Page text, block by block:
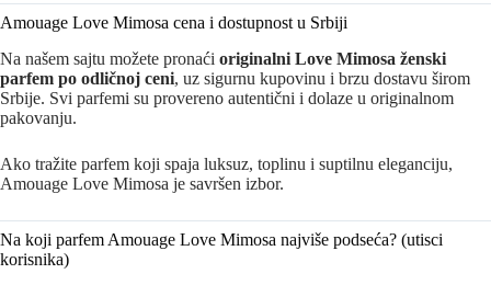
Amouage Love Mimosa cena i dostupnost u Srbiji
Na našem sajtu možete pronaći originalni Love Mimosa ženski
parfem po odličnoj ceni, uz sigurnu kupovinu i brzu dostavu širom
Srbije. Svi parfemi su provereno autentični i dolaze u originalnom
pakovanju.
Ako tražite parfem koji spaja luksuz, toplinu i suptilnu eleganciju,
Amouage Love Mimosa je savršen izbor.
Na koji parfem Amouage Love Mimosa najviše podseća? (utisci
korisnika)